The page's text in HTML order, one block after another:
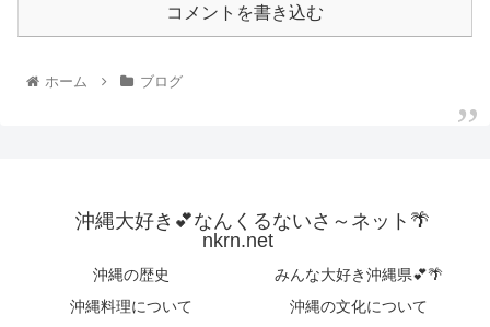
コメントを書き込む
ホーム ブログ
沖縄大好き💕なんくるないさ～ネット🌴
nkrn.net
沖縄の歴史
みんな大好き沖縄県💕🌴
沖縄料理について
沖縄の文化について